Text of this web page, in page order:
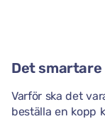
Det
Varför ska det
beställa en kopp